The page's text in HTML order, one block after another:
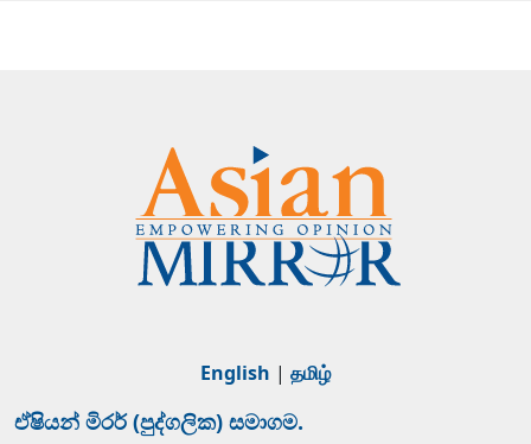
English | தமிழ்
ඒෂියන් මිරර් (පුද්ගලික) සමාගම.